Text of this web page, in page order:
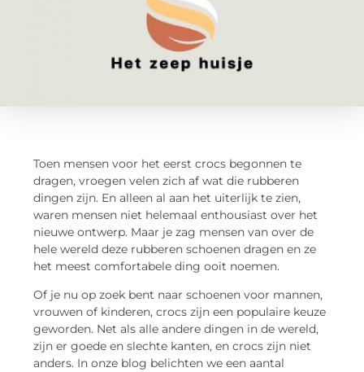
Toen mensen voor het eerst crocs begonnen te
dragen, vroegen velen zich af wat die rubberen
dingen zijn. En alleen al aan het uiterlijk te zien,
waren mensen niet helemaal enthousiast over het
nieuwe ontwerp. Maar je zag mensen van over de
hele wereld deze rubberen schoenen dragen en ze
het meest comfortabele ding ooit noemen.
Of je nu op zoek bent naar schoenen voor mannen,
vrouwen of kinderen, crocs zijn een populaire keuze
geworden. Net als alle andere dingen in de wereld,
zijn er goede en slechte kanten, en crocs zijn niet
anders. In onze blog belichten we een aantal